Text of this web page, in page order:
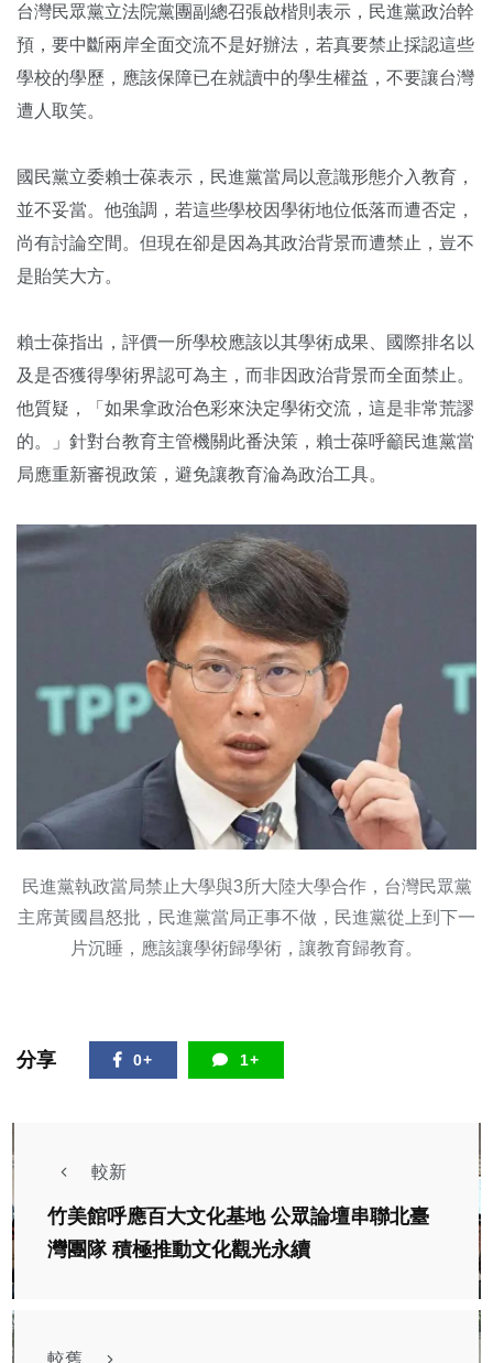
台灣民眾黨立法院黨團副總召張啟楷則表示，民進黨政治幹
預，要中斷兩岸全面交流不是好辦法，若真要禁止採認這些
學校的學歷，應該保障已在就讀中的學生權益，不要讓台灣
遭人取笑。
國民黨立委賴士葆表示，民進黨當局以意識形態介入教育，
並不妥當。他強調，若這些學校因學術地位低落而遭否定，
尚有討論空間。但現在卻是因為其政治背景而遭禁止，豈不
是貽笑大方。
賴士葆指出，評價一所學校應該以其學術成果、國際排名以
及是否獲得學術界認可為主，而非因政治背景而全面禁止。
他質疑，「如果拿政治色彩來決定學術交流，這是非常荒謬
的。」針對台教育主管機關此番決策，賴士葆呼籲民進黨當
局應重新審視政策，避免讓教育淪為政治工具。
民進黨執政當局禁止大學與3所大陸大學合作，台灣民眾黨
主席黃國昌怒批，民進黨當局正事不做，民進黨從上到下一
片沉睡，應該讓學術歸學術，讓教育歸教育。
分享 0+ 1+
較新
竹美館呼應百大文化基地 公眾論壇串聯北臺
灣團隊 積極推動文化觀光永續